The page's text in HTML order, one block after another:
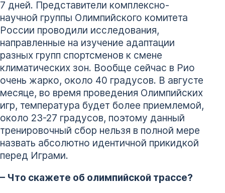
7 дней. Представители комплексно-
научной группы Олимпийского комитета
России проводили исследования,
направленные на изучение адаптации
разных групп спортсменов к смене
климатических зон. Вообще сейчас в Рио
очень жарко, около 40 градусов. В августе
месяце, во время проведения Олимпийских
игр, температура будет более приемлемой,
около 23-27 градусов, поэтому данный
тренировочный сбор нельзя в полной мере
назвать абсолютно идентичной прикидкой
перед Играми.
– Что скажете об олимпийской трассе?